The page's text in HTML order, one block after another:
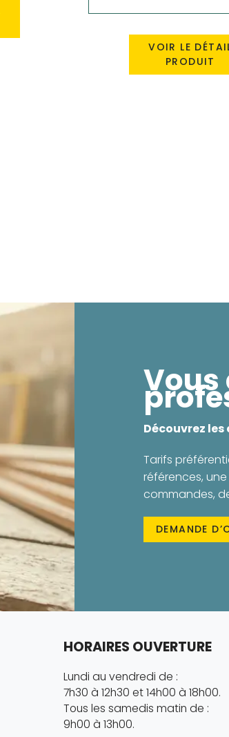
VOIR LE
PRODUIT
Vous
Découvrez les
Tarifs
références,
commandes,
DEMANDE
HORAIRES OUVERTURE
Lundi au vendredi de :
7h30 à 12h30 et 14h00 à 18h00.
Tous les samedis matin de :
9h00 à 13h00.